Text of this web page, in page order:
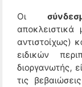
Οι
αντιστοίχως)
ειδικών
διοργανωτής,
τις